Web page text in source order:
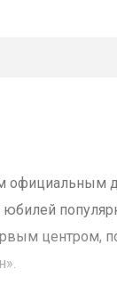
ТС брендов
»
официальным
центром,